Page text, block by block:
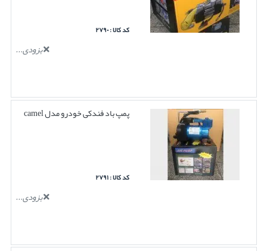
کد کالا : ۲۷۹۰
بزودی...
پمپ باد فندکی خودرو مدل camel
کد کالا : ۲۷۹۱
بزودی...